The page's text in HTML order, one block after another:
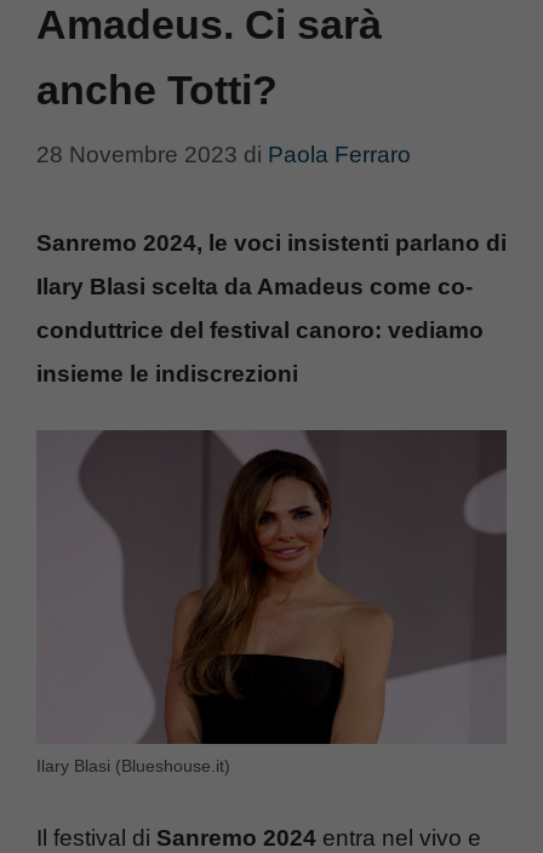
Amadeus. Ci sarà
anche Totti?
28 Novembre 2023 di Paola Ferraro
Sanremo 2024, le voci insistenti parlano di
Ilary Blasi scelta da Amadeus come co-
conduttrice del festival canoro: vediamo
insieme le indiscrezioni
Ilary Blasi (Blueshouse.it)
Il festival di Sanremo 2024 entra nel vivo e